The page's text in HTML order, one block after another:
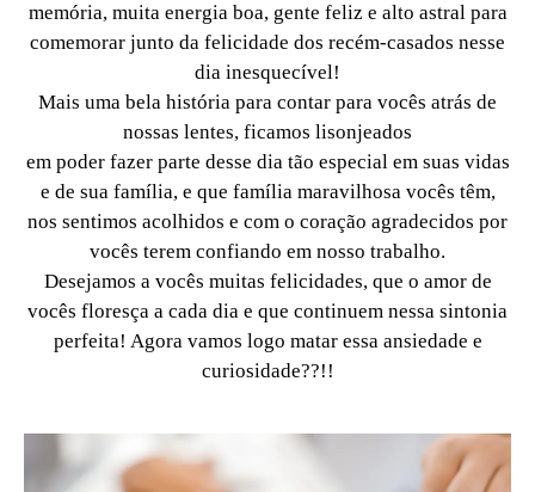
memória, muita energia boa, gente feliz e alto astral para
comemorar junto da felicidade dos recém-casados nesse
dia inesquecível!
Mais uma bela história para contar para vocês atrás de
nossas lentes, ficamos lisonjeados
em poder fazer parte desse dia tão especial em suas vidas
e de sua família, e que família maravilhosa vocês têm,
nos sentimos acolhidos e com o coração agradecidos por
vocês terem confiando em nosso trabalho.
Desejamos a vocês muitas felicidades, que o amor de
vocês floresça a cada dia e que continuem nessa sintonia
perfeita! Agora vamos logo matar essa ansiedade e
curiosidade??!!